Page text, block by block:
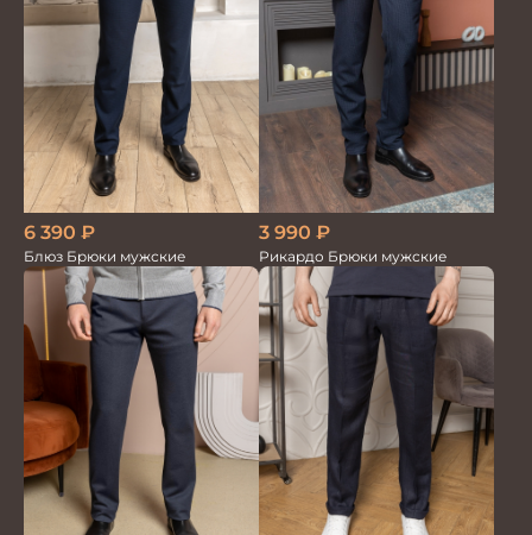
6 390 ₽
Блюз Брюки мужские
3 990 ₽
Рикардо Брюки мужские